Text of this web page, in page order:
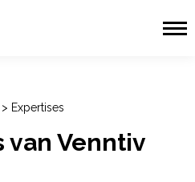
> Expertises
van Venntiv